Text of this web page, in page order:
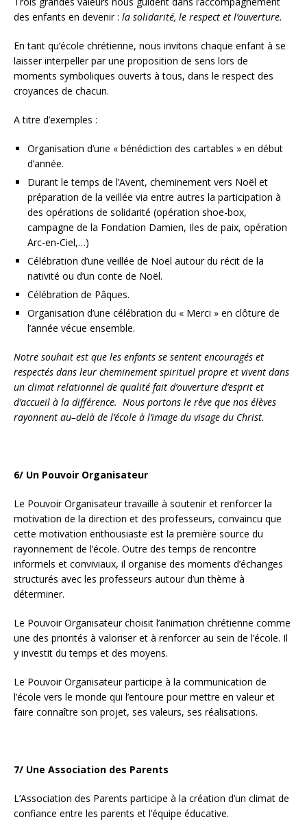
des enfants en devenir : la solidarité, le respect et l’ouverture.
En tant qu’école chrétienne, nous invitons chaque enfant à se
laisser interpeller par une proposition de sens lors de
moments symboliques ouverts à tous, dans le respect des
croyances de chacun.
A titre d’exemples :
Organisation d’une « bénédiction des cartables » en début
d’année.
Durant le temps de l’Avent, cheminement vers Noël et
préparation de la veillée via entre autres la participation à
des opérations de solidarité (opération shoe-box,
campagne de la Fondation Damien, Iles de paix, opération
Arc-en-Ciel,…)
Célébration d’une veillée de Noël autour du récit de la
nativité ou d’un conte de Noël.
Célébration de Pâques.
Organisation d’une célébration du « Merci » en clôture de
l’année vécue ensemble.
Notre souhait est que les enfants se sentent encouragés et
respectés dans leur cheminement spirituel propre et vivent dans
un climat relationnel de qualité fait d’ouverture d’esprit et
d’accueil à la différence. Nous portons le rêve que nos élèves
rayonnent au–delà de l’école à l’image du visage du Christ.
6/ Un Pouvoir Organisateur
Le Pouvoir Organisateur travaille à soutenir et renforcer la
motivation de la direction et des professeurs, convaincu que
cette motivation enthousiaste est la première source du
rayonnement de l’école. Outre des temps de rencontre
informels et conviviaux, il organise des moments d’échanges
structurés avec les professeurs autour d’un thème à
déterminer.
Le Pouvoir Organisateur choisit l’animation chrétienne comme
une des priorités à valoriser et à renforcer au sein de l’école. Il
y investit du temps et des moyens.
Le Pouvoir Organisateur participe à la communication de
l’école vers le monde qui l’entoure pour mettre en valeur et
faire connaître son projet, ses valeurs, ses réalisations.
7/ Une Association des Parents
L’Association des Parents participe à la création d’un climat de
confiance entre les parents et l’équipe éducative.